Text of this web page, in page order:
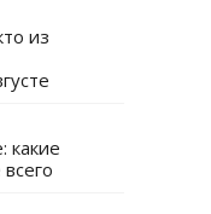
из
какие